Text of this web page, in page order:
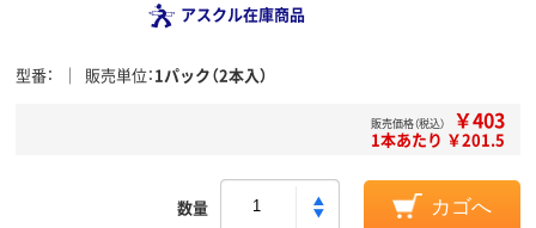
アスクル在庫商品
型番 販売単位 1パック（2本入）
販売価格（税込） ￥403
1本あたり ￥201.5
数量 カゴへ